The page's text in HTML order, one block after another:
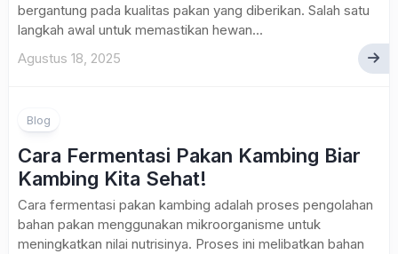
bergantung pada kualitas pakan yang diberikan. Salah satu
langkah awal untuk memastikan hewan...
Agustus 18, 2025
Blog
Cara Fermentasi Pakan Kambing Biar
Kambing Kita Sehat!
Cara fermentasi pakan kambing adalah proses pengolahan
bahan pakan menggunakan mikroorganisme untuk
meningkatkan nilai nutrisinya. Proses ini melibatkan bahan